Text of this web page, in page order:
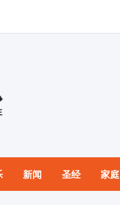
新闻 圣经 家庭